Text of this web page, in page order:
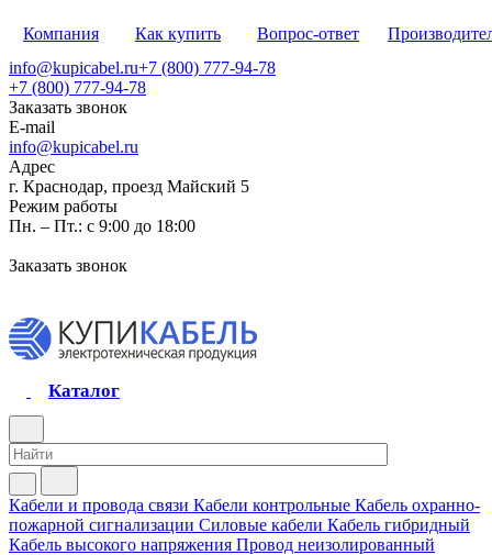
Компания Как купить Вопрос-ответ
info@kupicabel.ru+7 (800) 777-94-78
+7 (800) 777-94-78
Заказать звонок
E-mail
info@kupicabel.ru
Адрес
г. Краснодар, проезд Майский 5
Режим работы
Пн. – Пт.: с 9:00 до 18:00
Заказать звонок
Каталог
Кабели и провода связи Кабели контрольные Кабель охранно-
пожарной сигнализации Силовые кабели Кабель гибридный
Кабель высокого напряжения Провод неизолированный